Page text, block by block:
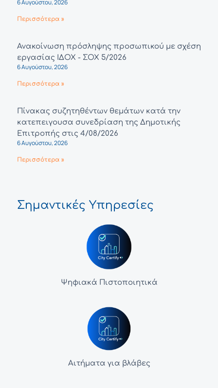
6 Αυγούστου, 2026
Περισσότερα »
Ανακοίνωση πρόσληψης προσωπικού με σχέση
εργασίας ΙΔΟΧ - ΣΟΧ 5/2026
6 Αυγούστου, 2026
Περισσότερα »
Πίνακας συζητηθέντων θεμάτων κατά την
κατεπειγουσα συνεδρίαση της Δημοτικής
Επιτροπής στις 4/08/2026
6 Αυγούστου, 2026
Περισσότερα »
Σημαντικές Υπηρεσίες
Ψηφιακά Πιστοποιητικά
Αιτήματα για βλάβες